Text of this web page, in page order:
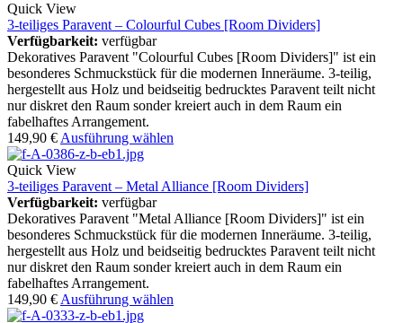
Quick View
3-teiliges Paravent – Colourful Cubes [Room Dividers]
Verfügbarkeit: verfügbar
Dekoratives Paravent "Colourful Cubes [Room Dividers]" ist ein
besonderes Schmuckstück für die modernen Inneräume. 3-teilig,
hergestellt aus Holz und beidseitig bedrucktes Paravent teilt nicht
nur diskret den Raum sonder kreiert auch in dem Raum ein
fabelhaftes Arrangement.
149,90 € Ausführung wählen
Quick View
3-teiliges Paravent – Metal Alliance [Room Dividers]
Verfügbarkeit: verfügbar
Dekoratives Paravent "Metal Alliance [Room Dividers]" ist ein
besonderes Schmuckstück für die modernen Inneräume. 3-teilig,
hergestellt aus Holz und beidseitig bedrucktes Paravent teilt nicht
nur diskret den Raum sonder kreiert auch in dem Raum ein
fabelhaftes Arrangement.
149,90 € Ausführung wählen